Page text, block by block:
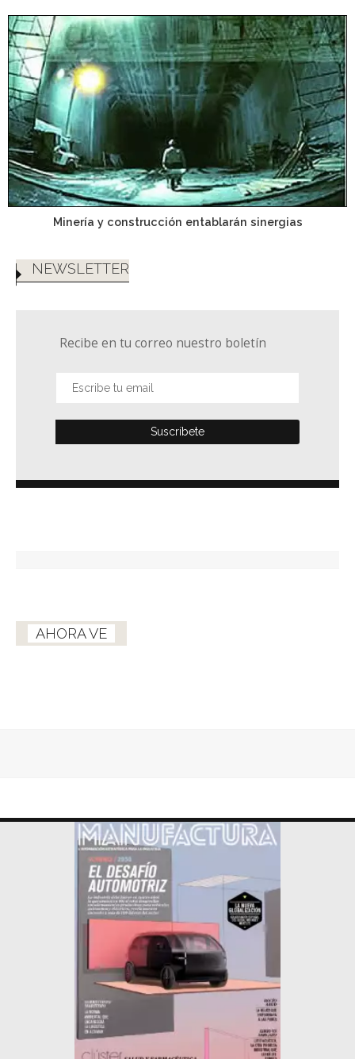
Minería y construcción entablarán sinergias
NEWSLETTER
Recibe en tu correo nuestro boletín
AHORA VE